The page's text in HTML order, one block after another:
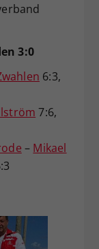
3:0
6:3,
7:6,
– Mikael